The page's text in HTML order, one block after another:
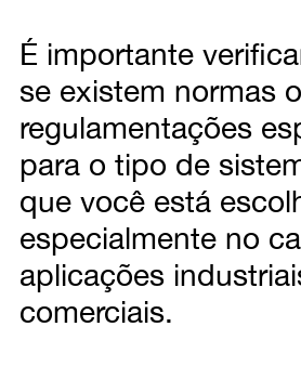
É importante
se existem normas
regulamentações
para o tipo de
que você está
especialmente no
aplicações
comerciais.